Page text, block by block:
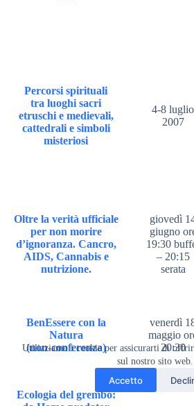
Utilizziamo i cookie per assicurarti di
sul nostro sito web.
Accetto
Percorsi spirituali
tra luoghi sacri
etruschi e medievali,
cattedrali e simboli
misteriosi
4-8 luglio
2007
Oltre la verità ufficiale
per non morire
d’ignoranza. Cancro,
AIDS, Cannabis e
nutrizione.
giovedì
giugno
19:30
– 20:15
serata
BenEssere con la
Natura
(non-conferenza)
venerdì
maggio
20:30
Ecologia del grembo: